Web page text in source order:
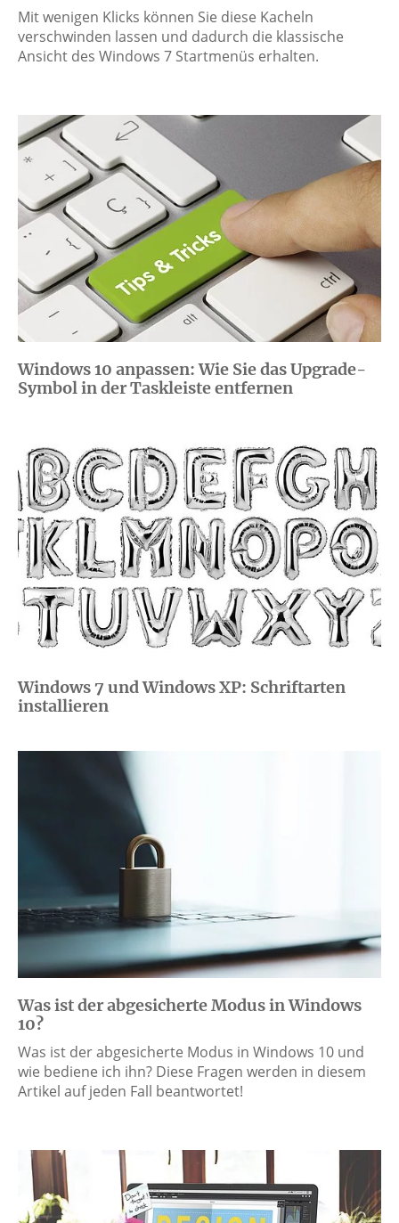
Mit wenigen Klicks können Sie diese Kacheln
verschwinden lassen und dadurch die klassische
Ansicht des Windows 7 Startmenüs erhalten.
Windows 10 anpassen: Wie Sie das Upgrade-
Symbol in der Taskleiste entfernen
Windows 7 und Windows XP: Schriftarten
installieren
Was ist der abgesicherte Modus in Windows
10?
Was ist der abgesicherte Modus in Windows 10 und
wie bediene ich ihn? Diese Fragen werden in diesem
Artikel auf jeden Fall beantwortet!